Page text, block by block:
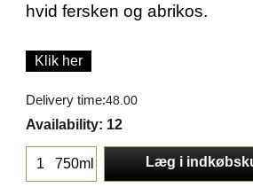
hvid fersken og abrikos.
Klik her
Delivery time:48.00
Availability: 12
750ml Læg i